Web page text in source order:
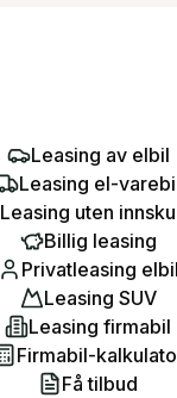
Leasing av elbil
Leasing el-
Leasing uten
Billig leasing
Privatleasing elbil
Leasing SUV
Leasing firmabil
Firmabil-
Få tilbud